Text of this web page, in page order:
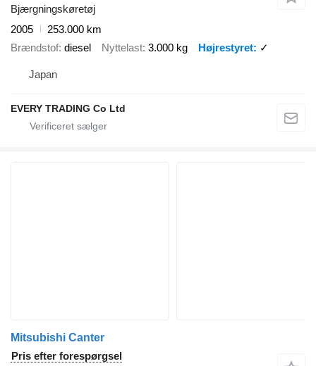
Bjærgningskøretøj
2005
253.000 km
Brændstof diesel Nyttelast 3.000 kg Højrestyret ✓
Japan
EVERY TRADING Co Ltd
Mitsubishi Canter
Pris efter forespørgsel